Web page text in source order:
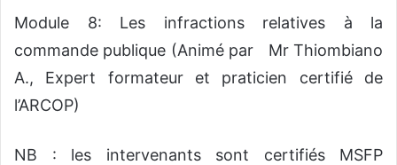
Module 8: Les infractions relatives à la
commande publique (Animé par Mr Thiombiano
A., Expert formateur et praticien certifié de
l’ARCOP)
NB : les intervenants sont certifiés MSFP